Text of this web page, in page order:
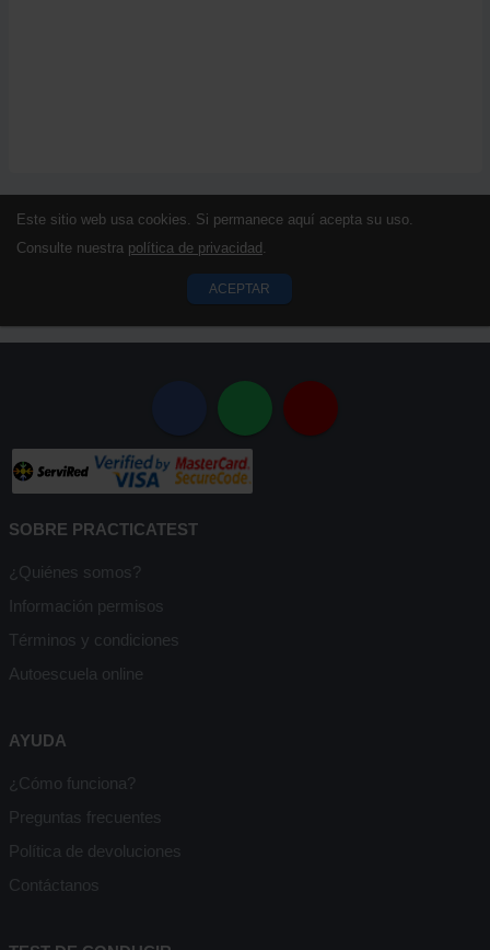
Este sitio web usa cookies. Si permanece aquí acepta su uso.
Consulte nuestra política de privacidad
ACEPTAR
SOBRE PRACTICATEST
¿Quiénes somos?
Información permisos
Términos y condiciones
Autoescuela online
AYUDA
¿Cómo funciona?
Preguntas frecuentes
Política de devoluciones
Contáctanos